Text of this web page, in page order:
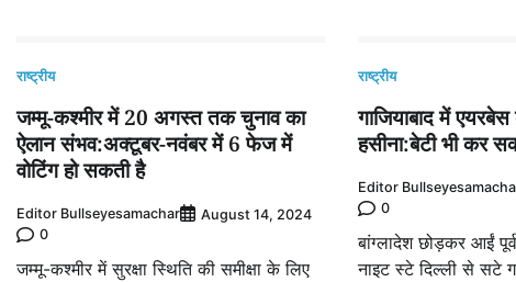
राष्ट्रीय
जम्मू-कश्मीर में 20 अगस्त तक चुनाव का
ऐलान संभव:अक्टूबर-नवंबर में 6 फेज में
वोटिंग हो सकती है
Editor Bullseyesamachar
August 14, 2024
0
जम्मू-कश्मीर में सुरक्षा स्थिति की समीक्षा के लिए
राष्ट्रीय
गाजियाबाद में
हसीना:बेटी भी कर
Editor
0
बांग्लादेश छोड़कर आईं
नाइट स्टे दिल्ली से सटे